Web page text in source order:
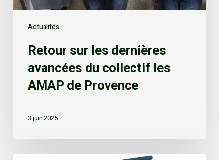
Actualités
Retour sur les dernières
avancées du collectif les
AMAP de Provence
3 juin 2025